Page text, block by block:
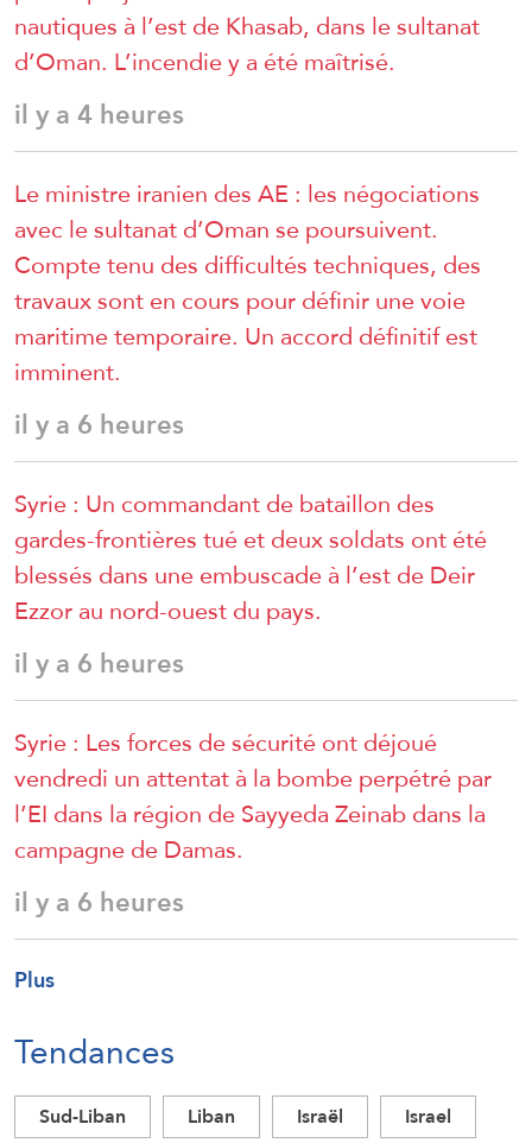
nautiques à l’est de Khasab, dans le sultanat
d’Oman. L’incendie y a été maîtrisé.
il y a 4 heures
Le ministre iranien des AE : les négociations
avec le sultanat d’Oman se poursuivent.
Compte tenu des difficultés techniques, des
travaux sont en cours pour définir une voie
maritime temporaire. Un accord définitif est
imminent.
il y a 6 heures
Syrie : Un commandant de bataillon des
gardes-frontières tué et deux soldats ont été
blessés dans une embuscade à l’est de Deir
Ezzor au nord-ouest du pays.
il y a 6 heures
Syrie : Les forces de sécurité ont déjoué
vendredi un attentat à la bombe perpétré par
l’EI dans la région de Sayyeda Zeinab dans la
campagne de Damas.
il y a 6 heures
Plus
Tendances
Sud-Liban Liban Israël
Israel